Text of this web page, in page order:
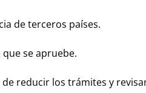
de terceros países.
se apruebe.
reducir los trámites y